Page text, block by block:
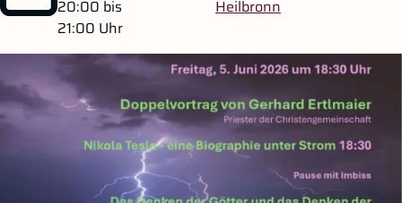
20:00 bis
21:00 Uhr
Heilbronn